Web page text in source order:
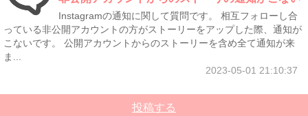
Instagramの通知に関して質問です。 相互フォローし合
っている非公開アカウントの方がストーリーをアップした際、通知が
こないです。 公開アカウントからのストーリーを含め全て通知が来
ま...
2023-05-01 21:10:37
投稿する